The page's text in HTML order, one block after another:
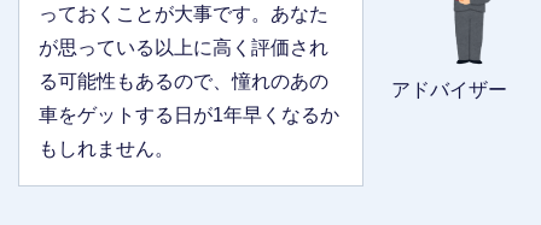
アドバイザー
っておくことが大事です。あなた
が思っている以上に高く評価され
る可能性もあるので、憧れのあの
車をゲットする日が1年早くなるか
もしれません。